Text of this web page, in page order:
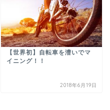
【世界初】自転車を漕いでマ
イニング！！
2018年6月19日